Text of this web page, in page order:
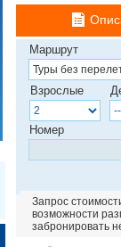
Маршрут
Взрослые
Номер
Запрос
возможности
забронировать